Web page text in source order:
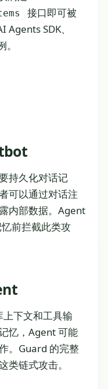
接口即可被
SDK、
持久化对话记
可以通过对话注
内部数据。Agent
前拦截此类攻
下文和工具输
忆，Agent 可能
。Guard 的完整
类链式攻击。